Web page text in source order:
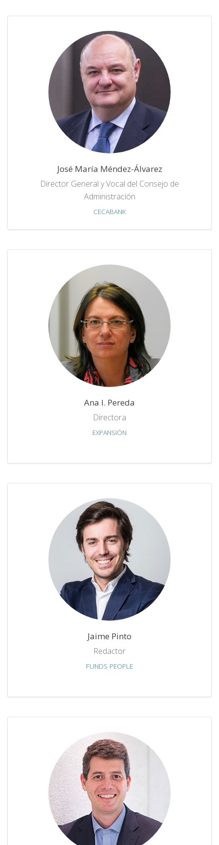
José María Méndez-Álvarez
Director General y Vocal del Consejo de
Administración
CECABANK
Ana I. Pereda
Directora
EXPANSIÓN
Jaime Pinto
Redactor
FUNDS PEOPLE